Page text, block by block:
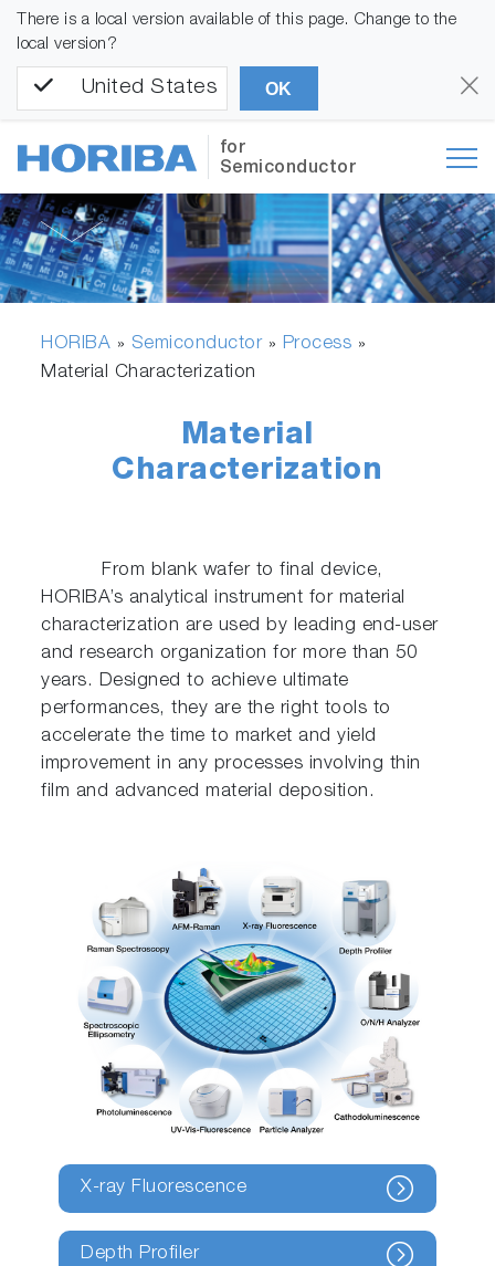
There is a local version available of this page. Change to the
local version?
United States OK
for
Semiconductor
HORIBA » Semiconductor» Process »
Material Characterization
Material
Characterization
From blank wafer to final device,
HORIBA’s analytical instrument for material
characterization are used by leading end-user
and research organization for more than 50
years. Designed to achieve ultimate
performances, they are the right tools to
accelerate the time to market and yield
improvement in any processes involving thin
film and advanced material deposition.
X-ray Fluorescence
Depth Profiler